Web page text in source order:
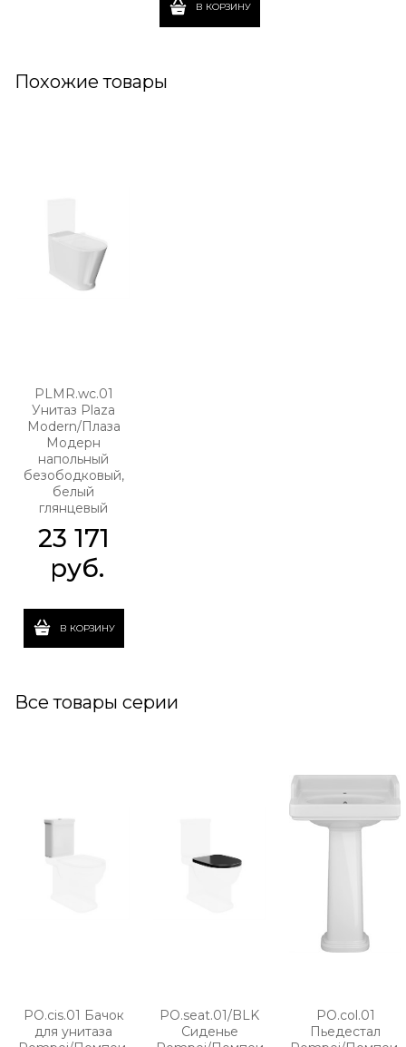
В КОРЗИНУ
Похожие товары
PLMR.wc.01
Унитаз Plaza
Modern/Плаза
Модерн
напольный
безободковый,
белый
глянцевый
23 171
руб.
В КОРЗИНУ
Все товары серии
PO.cis.01 Бачок
для унитаза
PO.seat.01/BLK
Сиденье
PO.col.01
Пьедестал